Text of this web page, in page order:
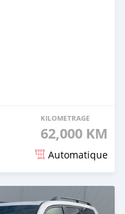
KILOMETRAGE
62,000 KM
Automatique